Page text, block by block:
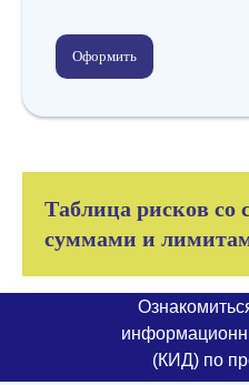
Оформить
Таблица рисков со
суммами и
(КИД) по